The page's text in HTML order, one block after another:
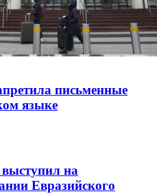
письменные
языке
на
Евразийского